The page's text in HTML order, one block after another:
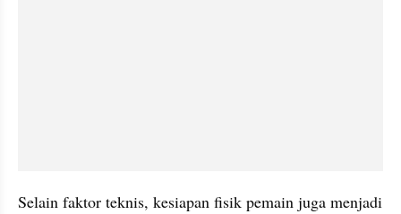
Selain faktor teknis, kesiapan fisik pemain juga menjadi